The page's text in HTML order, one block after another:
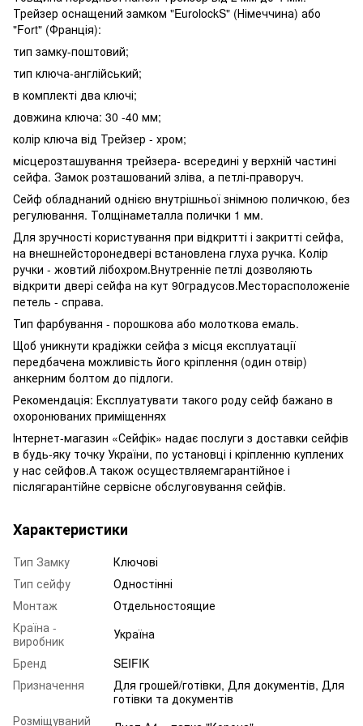
Трейзер оснащений замком "EurolockS" (Німеччина) або
"Fort" (Франція):
тип замку-поштовий;
тип ключа-англійський;
в комплекті два ключі;
довжина ключа: 30 -40 мм;
колір ключа від Трейзер - хром;
місцерозташування трейзера- всередині у верхній частині
сейфа. Замок розташований зліва, а петлі-праворуч.
Сейф обладнаний однією внутрішньої знімною поличкою, без
регулювання. Толщінаметалла полички 1 мм.
Для зручності користування при відкритті і закритті сейфа,
на внешнейсторонедвері встановлена ​​глуха ручка. Колір
ручки - жовтий лібохром.Внутренніе петлі дозволяють
відкрити двері сейфа на кут 90градусов.Месторасположеніе
петель - справа.
Тип фарбування - порошкова або молоткова емаль.
Щоб уникнути крадіжки сейфа з місця експлуатації
передбачена можливість його кріплення (один отвір)
анкерним болтом до підлоги.
Рекомендація: Експлуатувати такого роду сейф бажано в
охоронюваних приміщеннях
Інтернет-магазин «Сейфік» надає послуги з доставки сейфів
в будь-яку точку України, по установці і кріпленню куплених
у нас сейфов.А також осуществляемгарантійное і
післягарантійне сервісне обслуговування сейфів.
Характеристики
Тип Замку
Ключові
Тип сейфу
Одностінні
Монтаж
Отдельностоящие
Країна -
виробник
Україна
Бренд
SEIFIK
Призначення
Для грошей/готівки, Для документів, Для
готівки та документів
Розміщуваний